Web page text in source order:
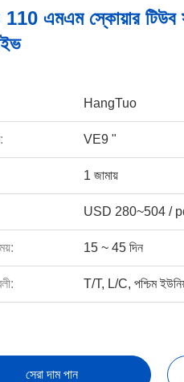
এমএম স্কোয়ার টিউব
HangTuo
VE9 "
1 জামায়
USD 280~504 /
15 ~ 45 দিন
T/T, L/C, পশ্চিম
সেরা দাম পান